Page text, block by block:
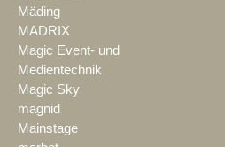
Mäding
MADRIX
Magic Event- und
Medientechnik
Magic Sky
magnid
Mainstage